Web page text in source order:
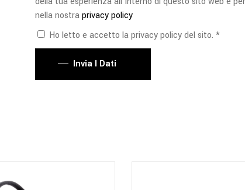
nella nostraprivacy policy
Ho letto e accetto la privacy policy del sito. *
Invia I Dati